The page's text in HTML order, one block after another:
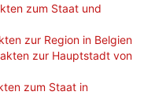
zum Staat und
zur Region in Belgien
zur Hauptstadt von
zum Staat in